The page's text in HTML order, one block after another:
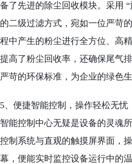
备了先进的除尘回收模块。采用
的二级过滤方式，宛如一位严苛
程中产生的粉尘进行全方位、高
提高了粉尘回收率，还确保尾气
严苛的环保标准，为企业的绿色
5、便捷智能控制，操作轻松无忧
智能控制中心无疑是设备的灵魂
控制系统与直观的触摸屏界面，
幕，便能实时监控设备运行中的